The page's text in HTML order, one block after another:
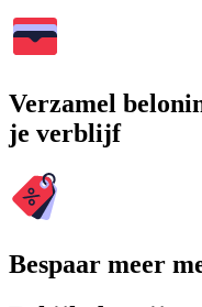
Verzamel
je verblijf
Bespaar meer